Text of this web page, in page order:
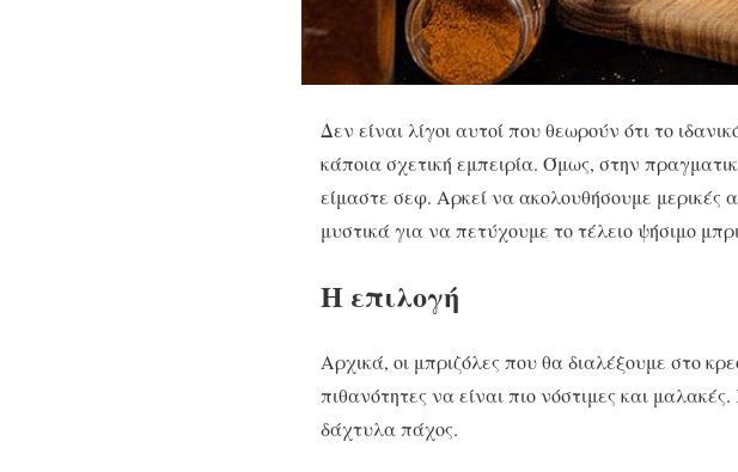
Δεν είναι λίγοι αυτοί που θεωρούν ότι το
κάποια σχετική εμπειρία. Όμως, στην
είμαστε σεφ. Αρκεί να ακολουθήσουμε μερικές
μυστικά για να πετύχουμε το τέλειο ψήσιμο
Η επιλογή
Αρχικά, οι μπριζόλες που θα διαλέξουμε στο
πιθανότητες να είναι πιο νόστιμες και
δάχτυλα πάχος.